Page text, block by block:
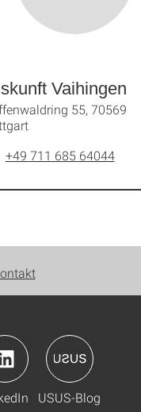
Vaihingen
55, 70569
+49 711 685 64044
USUS-Blog